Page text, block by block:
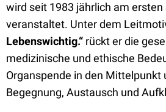
wird seit 1983 jährlich am
veranstaltet. Unter dem
Lebenswichtig.“ rückt er die
medizinische und ethische
Organspende in den Mittelpunkt
Begegnung, Austausch und